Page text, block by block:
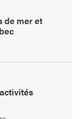
de mer et